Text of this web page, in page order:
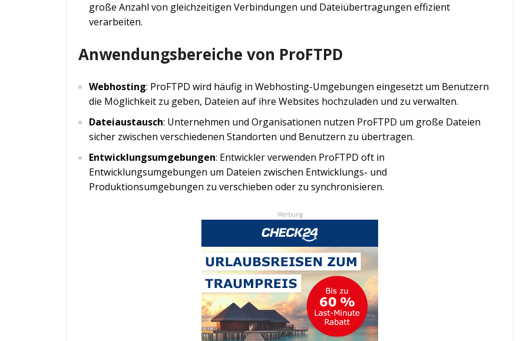
große Anzahl von gleichzeitigen Verbindungen und Dateiübertragungen effizient
verarbeiten.
Anwendungsbereiche von ProFTPD
Webhosting: ProFTPD wird häufig in Webhosting-Umgebungen eingesetzt um Benutzern
die Möglichkeit zu geben, Dateien auf ihre Websites hochzuladen und zu verwalten.
Dateiaustausch: Unternehmen und Organisationen nutzen ProFTPD um große Dateien
sicher zwischen verschiedenen Standorten und Benutzern zu übertragen.
Entwicklungsumgebungen: Entwickler verwenden ProFTPD oft in
Entwicklungsumgebungen um Dateien zwischen Entwicklungs- und
Produktionsumgebungen zu verschieben oder zu synchronisieren.
Werbung